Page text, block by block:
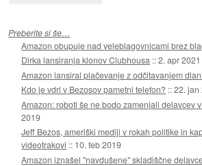
Preberite si še…
Amazon obupuje nad veleblagovnicami brez
Dirka lansiranja klonov Clubhousa ::2. apr 2021
Amazon lansiral plačevanje z odčitavanjem dlani
Kdo je vdrl v Bezosov pametni telefon? ::22. jan
Amazon: roboti še ne bodo zamenjali delavcev
2019
Jeff Bezos, ameriški mediji v rokah politike in
videotrakovi :: 10. feb 2019
Amazon iznašel "navdušene" skladiščne